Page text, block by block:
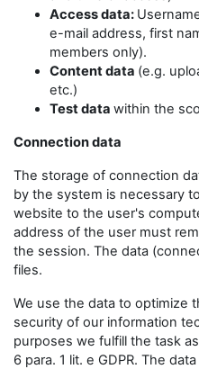
Access data:
e-mail address, first
members only).
Content data (e.g.
etc.)
Test data within the
Connection data
The storage of connection
by the system is necessary
website to the user's
address of the user must
the session. The data
files.
We use the data to optimize
security of our information
purposes we fulfill the task
6 para. 1 lit. e GDPR. The